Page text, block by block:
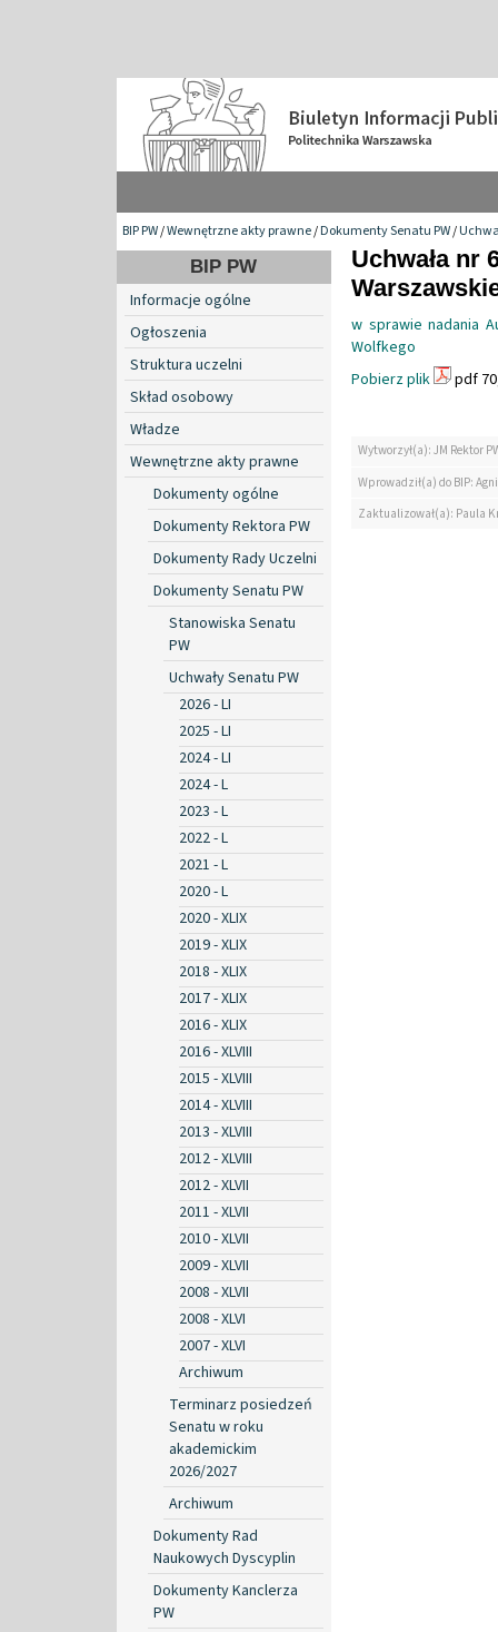
BIP PW/Wewnętrzne akty prawne/Dokumenty Senatu PW/
BIP PW
Informacje ogólne
Ogłoszenia
Struktura uczelni
Skład osobowy
Władze
Wewnętrzne akty prawne
Dokumenty ogólne
Dokumenty Rektora PW
Dokumenty Rady Uczelni
Dokumenty Senatu PW
Stanowiska Senatu
PW
Uchwały Senatu PW
2026 - LI
2025 - LI
2024 - LI
2024 - L
2023 - L
2022 - L
2021 - L
2020 - L
2020 - XLIX
2019 - XLIX
2018 - XLIX
2017 - XLIX
2016 - XLIX
2016 - XLVIII
2015 - XLVIII
2014 - XLVIII
2013 - XLVIII
2012 - XLVIII
2012 - XLVII
2011 - XLVII
2010 - XLVII
2009 - XLVII
2008 - XLVII
2008 - XLVI
2007 - XLVI
Archiwum
Terminarz posiedzeń
Senatu w roku
akademickim
2026/2027
Archiwum
Dokumenty Rad
Naukowych Dyscyplin
Dokumenty Kanclerza
PW
Uchwała nr
w sprawie nadania
Wolfkego
Pobierz plik
pdf
Wytworzył(a): JM Rektor
Wprowadził(a) do BIP:
Zaktualizował(a): Paula